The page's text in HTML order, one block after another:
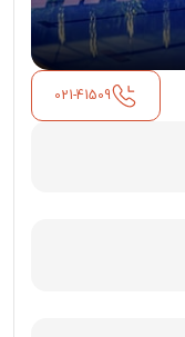
021-41509